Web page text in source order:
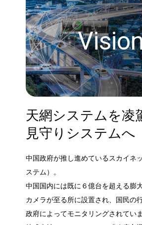
天網システムを凌
見守りシステムへ
中国政府が推し進めているスカイネ
ステム）。
中国国内には既に６億台を超える膨
カメラが至る所に設置され、国民の
政府によってモニタリングされていま